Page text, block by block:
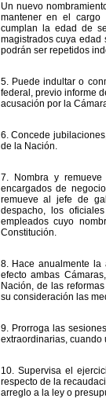
Un nuevo
mantener en el cargo
cumplan la edad de
magistrados cuya
podrán ser repetidos
5. Puede indultar o
federal, previo informe
acusación por la
6. Concede
de la Nación.
7. Nombra y remueve
encargados de
remueve al jefe de
despacho, los
empleados cuyo
Constitución.
8. Hace anualmente la
efecto ambas
Nación, de las
su consideración las
9. Prorroga las
extraordinarias, cuando
10. Supervisa el
respecto de la
arreglo a la ley o